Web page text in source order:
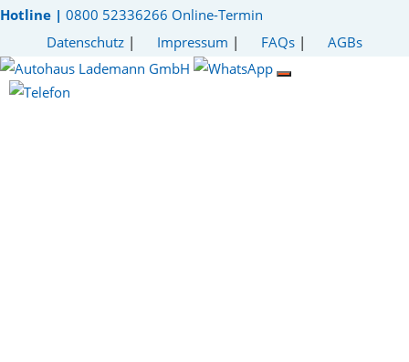
Hotline | 0800 52336266 Online-Termin
Datenschutz | Impressum | FAQs | AGBs